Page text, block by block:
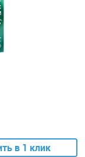
в 1 клик